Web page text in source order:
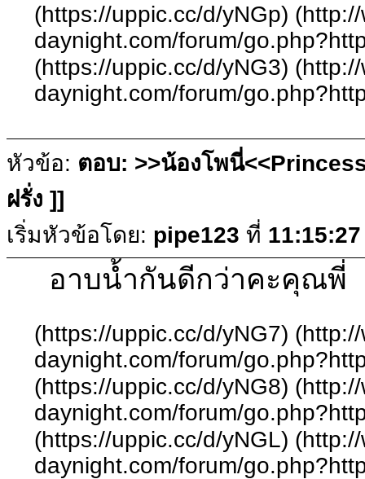
(https://uppic.cc/d/yNGp)
daynight.com/forum/
(https://uppic.cc/d/yNG3)
daynight.com/forum/
หัวข้อ: ตอบ: >>น้องโพนี่
ฝรั่ง ]]
เริ่มหัวข้อโดย: pipe123 ที่
อาบน้ำกันดีกว่าคะคุณพี่
(https://uppic.cc/d/yNG7)
daynight.com/forum/
(https://uppic.cc/d/yNG8)
daynight.com/forum/
(https://uppic.cc/d/yNGL)
daynight.com/forum/